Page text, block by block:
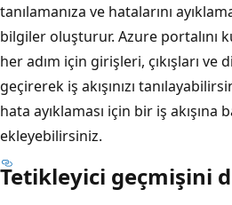
tanılamanıza ve hatalarını
bilgiler oluşturur. Azure portalını
her adım için girişleri, çıkışları
geçirerek iş akışınızı
hata ayıklaması için bir iş akışına
ekleyebilirsiniz.
Tetikleyici geçmişini